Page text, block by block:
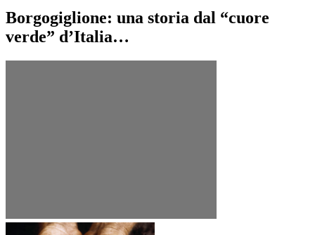
Borgogiglione: una storia dal “cuore
verde” d’Italia…